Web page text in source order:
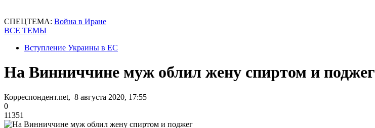
СПЕЦТЕМА: Война в Иране
ВСЕ ТЕМЫ
Вступление Украины в ЕС
На Винниччине муж облил жену спиртом и поджег
Корреспондент.net, 8 августа 2020, 17:55
0
11351